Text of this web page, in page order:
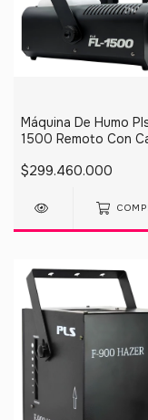
Máquina De Humo
1500 Remoto Con
$299.460.000